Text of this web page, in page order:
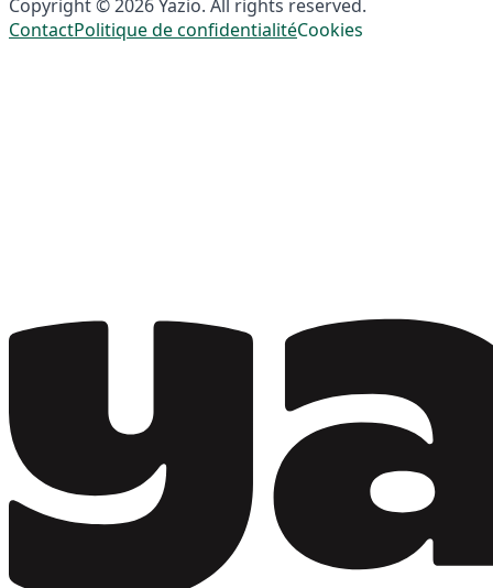
Copyright © 2026 Yazio. All rights reserved.
ContactPolitique de confidentialitéCookies